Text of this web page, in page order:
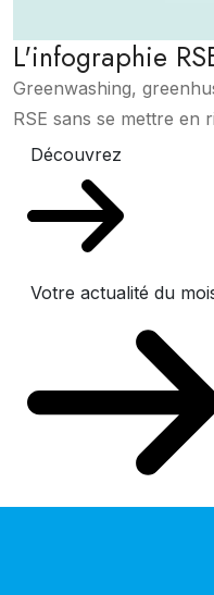
L'infographie
Greenwashing,
RSE sans se mettre en
Découvrez
Votre actualité du